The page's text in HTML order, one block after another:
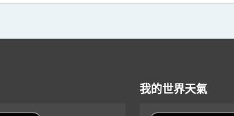
我的世界天氣